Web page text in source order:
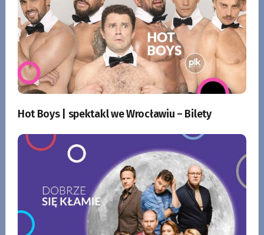
Hot Boys | spektakl we Wrocławiu – Bilety